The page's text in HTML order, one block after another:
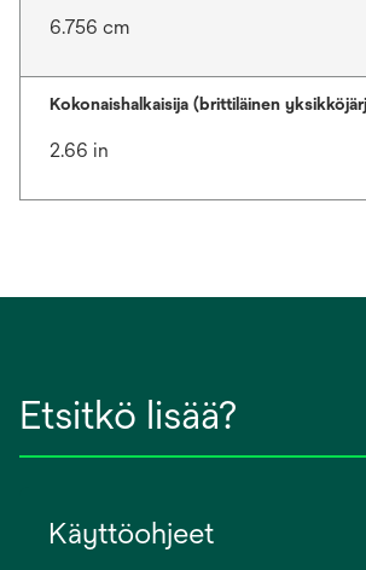
6.756 cm
Kokonaishalkaisija (brittiläinen
2.66 in
Etsitkö lisää?
Käyttöohjeet